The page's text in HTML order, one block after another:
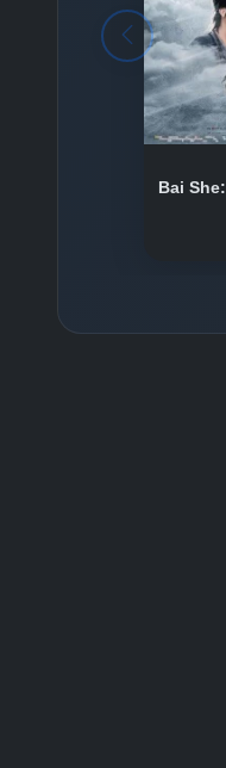
Bai